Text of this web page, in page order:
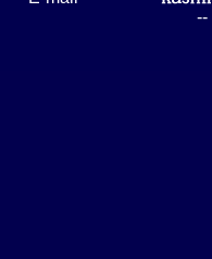
--